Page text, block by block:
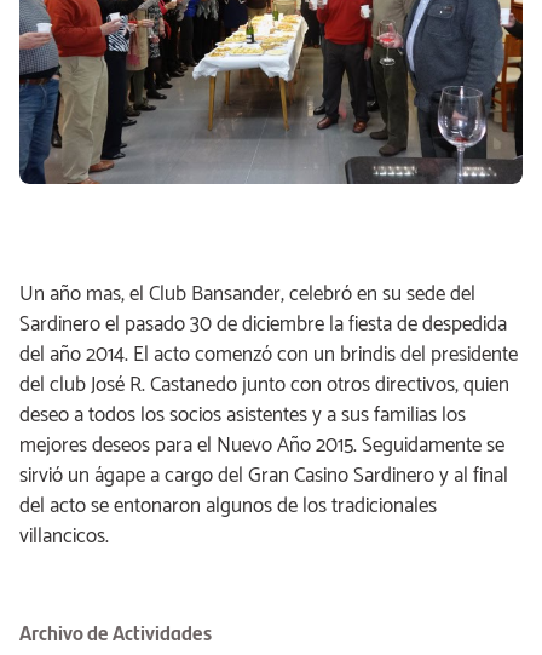
Un año mas, el Club Bansander, celebró en su sede del
Sardinero el pasado 30 de diciembre la fiesta de despedida
del año 2014. El acto comenzó con un brindis del presidente
del club José R. Castanedo junto con otros directivos, quien
deseo a todos los socios asistentes y a sus familias los
mejores deseos para el Nuevo Año 2015. Seguidamente se
sirvió un ágape a cargo del Gran Casino Sardinero y al final
del acto se entonaron algunos de los tradicionales
villancicos.
Archivo de Actividades